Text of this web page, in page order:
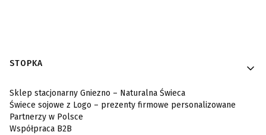
Linki w stopce
STOPKA
Sklep stacjonarny Gniezno – Naturalna Świeca
Świece sojowe z Logo – prezenty firmowe personalizowane
Partnerzy w Polsce
Współpraca B2B